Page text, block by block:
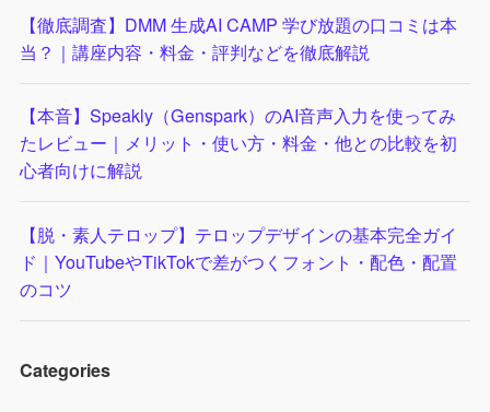
【徹底調査】DMM 生成AI CAMP 学び放題の口コミは本
当？｜講座内容・料金・評判などを徹底解説
【本音】Speakly（Genspark）のAI音声入力を使ってみ
たレビュー｜メリット・使い方・料金・他との比較を初
心者向けに解説
【脱・素人テロップ】テロップデザインの基本完全ガイ
ド｜YouTubeやTikTokで差がつくフォント・配色・配置
のコツ
Categories